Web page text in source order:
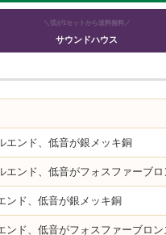
＼弦が1セットから送料無料／
サウンドハウス
エンド、低音が銀メッキ銅
エンド、低音がフォスファーブロ
ンド、低音が銀メッキ銅
ンド、低音がフォスファーブロン